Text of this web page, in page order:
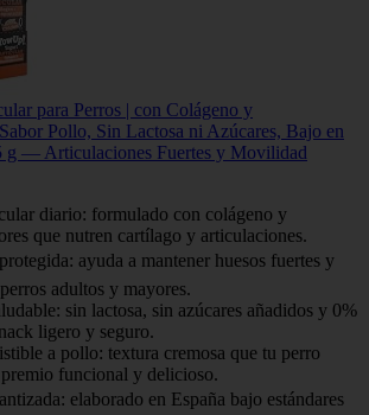
para Perros | con Colágeno y
Pollo, Sin Lactosa ni Azúcares, Bajo en
g — Articulaciones Fuertes y Movilidad
diario: formulado con colágeno y
que nutren cartílago y articulaciones.
ayuda a mantener huesos fuertes y
adultos y mayores.
sin lactosa, sin azúcares añadidos y 0%
ligero y seguro.
a pollo: textura cremosa que tu perro
funcional y delicioso.
elaborado en España bajo estándares